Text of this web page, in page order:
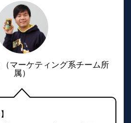
マーケティング系チーム所
属）